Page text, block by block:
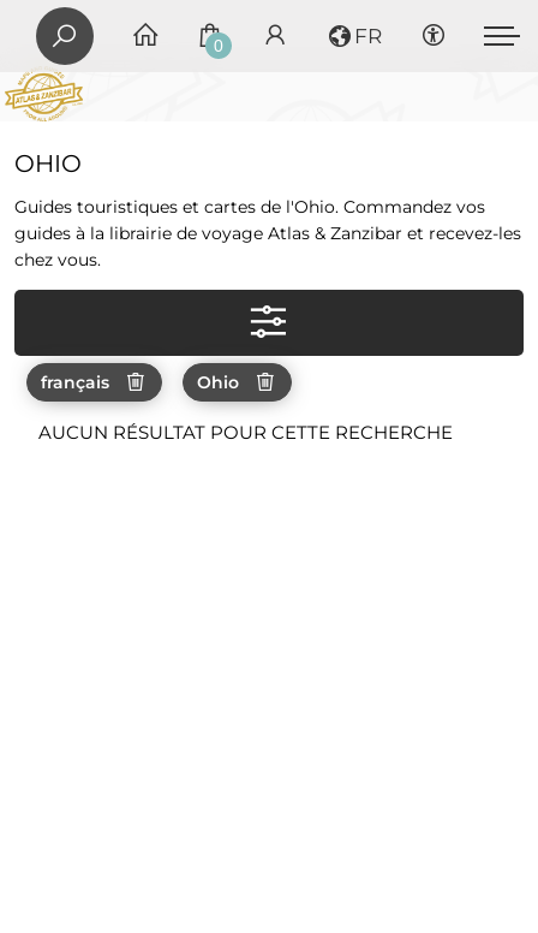
0 FR
OHIO
Guides touristiques et cartes de l'Ohio. Commandez vos
guides à la librairie de voyage Atlas & Zanzibar et recevez-les
chez vous.
français Ohio
AUCUN RÉSULTAT POUR CETTE RECHERCHE